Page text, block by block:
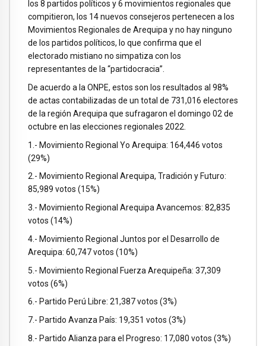
los 8 partidos políticos y 6 movimientos regionales que
compitieron, los 14 nuevos consejeros pertenecen a los
Movimientos Regionales de Arequipa y no hay ninguno
de los partidos políticos, lo que confirma que el
electorado mistiano no simpatiza con los
representantes de la “partidocracia”.
De acuerdo a la ONPE, estos son los resultados al 98%
de actas contabilizadas de un total de 731,016 electores
de la región Arequipa que sufragaron el domingo 02 de
octubre en las elecciones regionales 2022.
1.- Movimiento Regional Yo Arequipa: 164,446 votos
(29%)
2.- Movimiento Regional Arequipa, Tradición y Futuro:
85,989 votos (15%)
3.- Movimiento Regional Arequipa Avancemos: 82,835
votos (14%)
4.- Movimiento Regional Juntos por el Desarrollo de
Arequipa: 60,747 votos (10%)
5.- Movimiento Regional Fuerza Arequipeña: 37,309
votos (6%)
6.- Partido Perú Libre: 21,387 votos (3%)
7.- Partido Avanza País: 19,351 votos (3%)
8.- Partido Alianza para el Progreso: 17,080 votos (3%)